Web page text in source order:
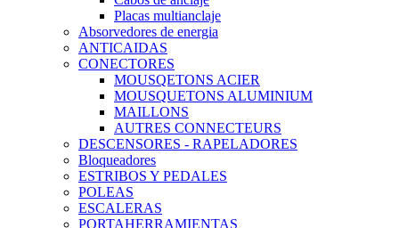
Placas multianclaje
Absorvedores de energia
ANTICAIDAS
CONECTORES
MOUSQETONS ACIER
MOUSQUETONS ALUMINIUM
MAILLONS
AUTRES CONNECTEURS
DESCENSORES - RAPELADORES
Bloqueadores
ESTRIBOS Y PEDALES
POLEAS
ESCALERAS
PORTAHERRAMIENTAS